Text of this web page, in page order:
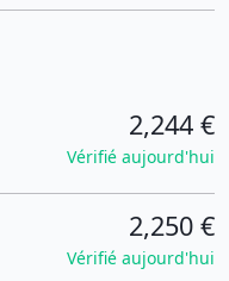
2,244 €
Vérifié aujourd'hui
2,250 €
Vérifié aujourd'hui